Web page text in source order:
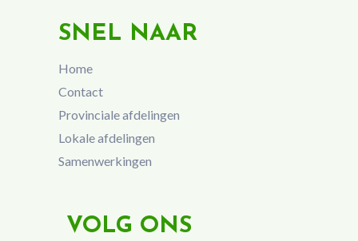
SNEL NAAR
Home
Contact
Provinciale afdelingen
Lokale afdelingen
Samenwerkingen
VOLG ONS